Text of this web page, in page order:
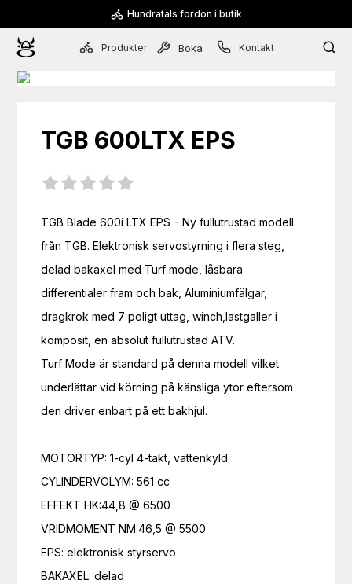
Hundratals fordon i butik
Produkter Boka Kontakt
TGB 600LTX EPS
TGB Blade 600i LTX EPS – Ny fullutrustad modell
från TGB. Elektronisk servostyrning i flera steg,
delad bakaxel med Turf mode, låsbara
differentialer fram och bak, Aluminiumfälgar,
dragkrok med 7 poligt uttag, winch,lastgaller i
komposit, en absolut fullutrustad ATV.
Turf Mode är standard på denna modell vilket
underlättar vid körning på känsliga ytor eftersom
den driver enbart på ett bakhjul.
MOTORTYP: 1-cyl 4-takt, vattenkyld
CYLINDERVOLYM: 561 cc
EFFEKT HK:44,8 @ 6500
VRIDMOMENT NM:46,5 @ 5500
EPS: elektronisk styrservo
BAKAXEL: delad